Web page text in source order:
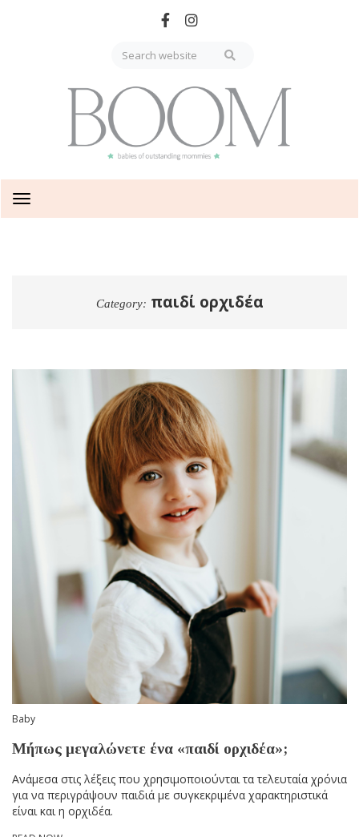
Toggle
navigation
Category: παιδί ορχιδέα
Baby
Μήπως μεγαλώνετε ένα «παιδί ορχιδέα»;
Ανάμεσα στις λέξεις που χρησιμοποιούνται τα τελευταία χρόνια
για να περιγράψουν παιδιά με συγκεκριμένα χαρακτηριστικά
είναι και η ορχιδέα.